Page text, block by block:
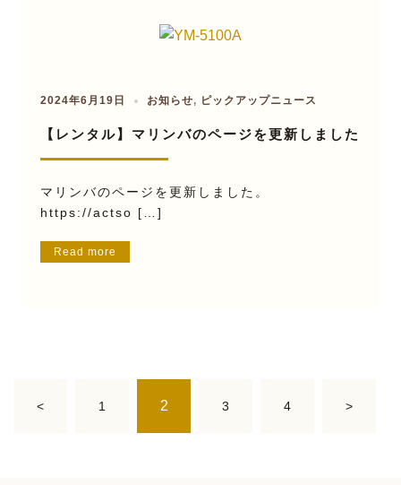
2024年6月19日 お知らせ, ピックアップニュース
【レンタル】マリンバのページを更新しました
マリンバのページを更新しました。
https://actso […]
Read more
< 1 2 3 4 >